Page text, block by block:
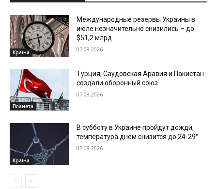
Країна
Международные резервы Украины в
июле незначительно снизились – до
$51,2 млрд
07.08.2026
Планета
Турция, Саудовская Аравия и Пакистан
создали оборонный союз
07.08.2026
Країна
В субботу в Украине пройдут дожди,
температура днем снизится до 24-29°
07.08.2026